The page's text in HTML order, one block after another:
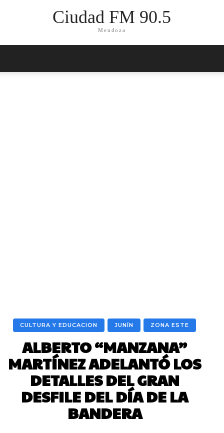
Ciudad FM 90.5
Mendoza
CULTURA Y EDUCACION JUNÍN ZONA ESTE
ALBERTO “MANZANA”
MARTÍNEZ ADELANTÓ LOS
DETALLES DEL GRAN
DESFILE DEL DÍA DE LA
BANDERA